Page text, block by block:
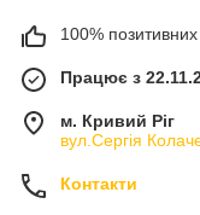
100% позитивних
Працює з
м. Кривий Ріг
вул.Сергія
Контакти